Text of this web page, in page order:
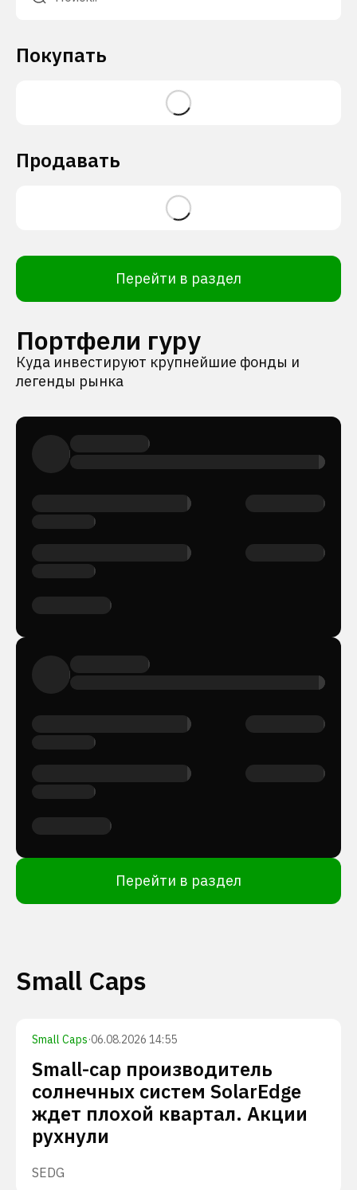
Покупать
Продавать
Перейти в раздел
Портфели гуру
Куда инвестируют крупнейшие фонды и
легенды рынка
Перейти в раздел
Small Caps
Small Caps·06.08.2026 14:55
Small-cap производитель
солнечных систем SolarEdge
ждет плохой квартал. Акции
рухнули
SEDG